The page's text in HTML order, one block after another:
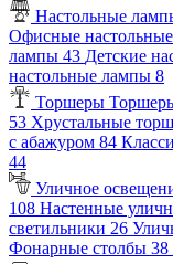
Настольные
Офисные
лампы 43 Детские
настольные лампы 8
Торшеры
53 Хрустальные
с абажуром 84
44
Уличное
108 Настенные
светильники 26
Фонарные столбы 38